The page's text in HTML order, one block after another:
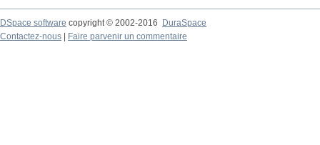
DSpace software copyright © 2002-2016
DuraSpace
Contactez-nous
Faire parvenir un commentaire